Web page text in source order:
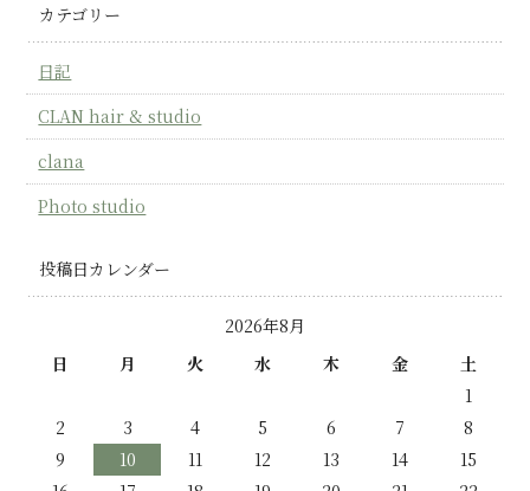
カテゴリー
日記
CLAN hair & studio
clana
Photo studio
投稿日カレンダー
2026年8月
日
月 火 水 木 金
土
1
2
3 4 5 6 7
8
9
10 11 12 13 14
15